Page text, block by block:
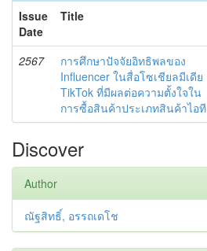
Issue
Date
Title
2567
การศึกษาปัจจัยอิทธิพลของ
Influencer ในสื่อโซเชียลมีเดีย
TikTok ที่มีผลต่อความตั้งใจใน
การซื้อสินค้าประเภทสินค้าไอที
Discover
Author
ณัฐสิทธิ์, อรรถเดโช